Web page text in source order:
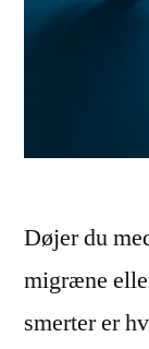
Døjer du
migræne
smerter er